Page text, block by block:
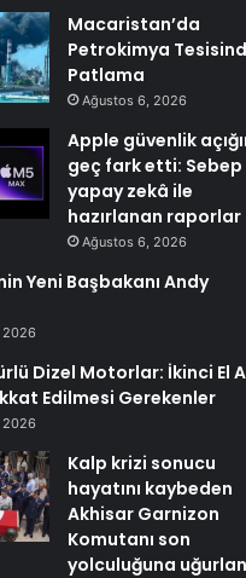
Macaristan’da
Petrokimya
Patlama
Ağustos 6, 2026
Apple güvenlik
geç fark etti: Sebep
yapay zekâ ile
hazırlanan raporlar
Ağustos 6, 2026
Yeni Başbakanı Andy
2026
Dizel Motorlar: İkinci El
Edilmesi Gerekenler
2026
Kalp krizi sonucu
hayatını kaybeden
Akhisar Garnizon
Komutanı son
yolculuğuna